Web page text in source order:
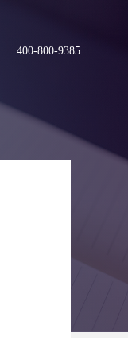
400-800-9385